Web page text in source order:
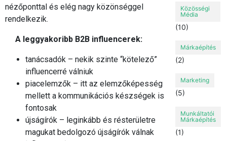
nézőponttal és elég nagy közönséggel
rendelkezik.
A leggyakoribb B2B influencerek:
tanácsadók – nekik szinte “kötelező”
influencerré válniuk
piacelemzők – itt az elemzőképesség
mellett a kommunikációs készségek is
fontosak
újságírók – leginkább és résterületre
magukat bedolgozó újságírók válnak
Közösségi
Média
(10)
Márkaépítés
(2)
Marketing
(5)
Munkáltatói
Márkaépítés
(1)